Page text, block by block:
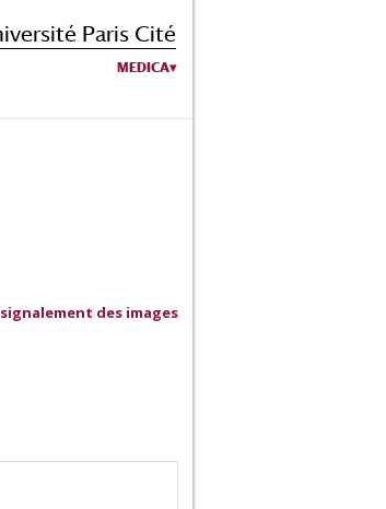
Paris Cité
MEDICA
des images